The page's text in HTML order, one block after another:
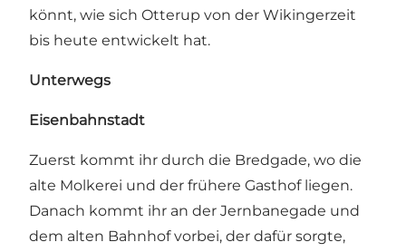
könnt, wie sich Otterup von der Wikingerzeit
bis heute entwickelt hat.
Unterwegs
Eisenbahnstadt
Zuerst kommt ihr durch die Bredgade, wo die
alte Molkerei und der frühere Gasthof liegen.
Danach kommt ihr an der Jernbanegade und
dem alten Bahnhof vorbei, der dafür sorgte,